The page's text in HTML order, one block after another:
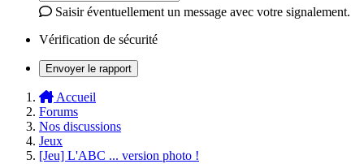
Saisir éventuellement un message avec votre signalement.
Vérification de sécurité
Envoyer le rapport
Accueil
Forums
Nos discussions
Jeux
[Jeu] L'ABC ... version photo !